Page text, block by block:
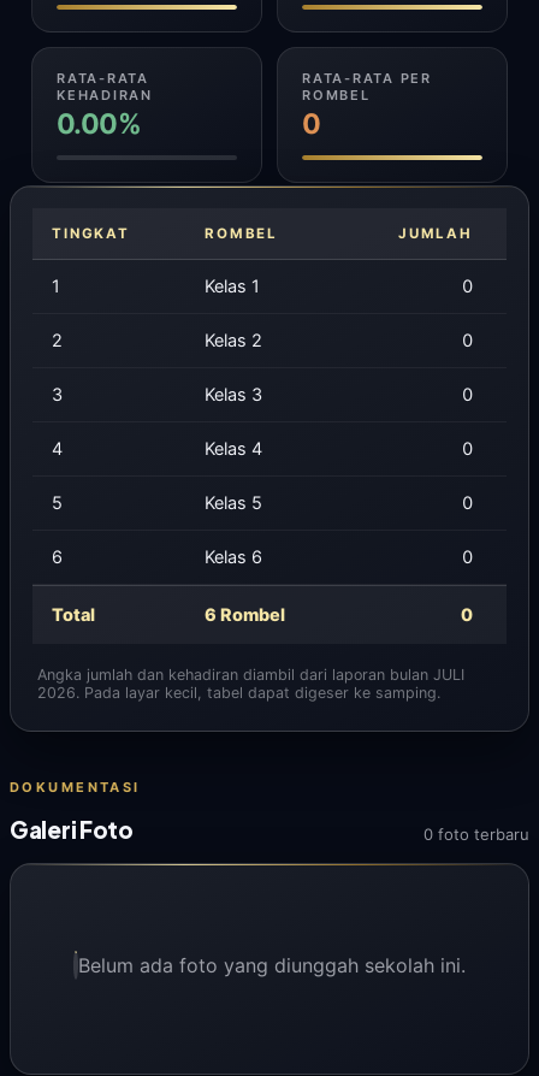
RATA-RATA
KEHADIRAN
0.00%
RATA-RATA PER
ROMBEL
0
TINGKAT ROMBEL JUMLAH
1 Kelas 1 0
2 Kelas 2 0
3 Kelas 3 0
4 Kelas 4 0
5 Kelas 5 0
6 Kelas 6 0
Total 6 Rombel 0
Angka jumlah dan kehadiran diambil dari laporan bulan JULI
2026. Pada layar kecil, tabel dapat digeser ke samping.
DOKUMENTASI
Galeri Foto 0 foto terbaru
Belum ada foto yang diunggah sekolah ini.